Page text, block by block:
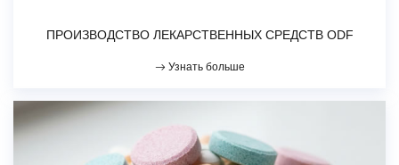
ПРОИЗВОДСТВО ЛЕКАРСТВЕННЫХ СРЕДСТВ ODF
Узнать больше